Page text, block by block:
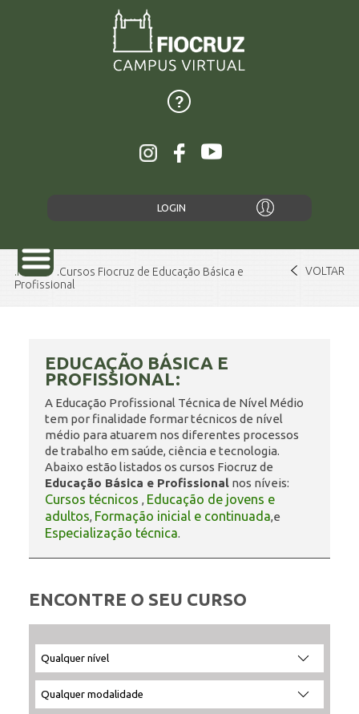
LOGIN
ENSINO
CURSOS
PLATAFORMAS
ALUNOS
DOCENTES
Home
Cursos Fiocruz de Educação Básica e
Profissional
VOLTAR
EDUCAÇÃO BÁSICA E
PROFISSIONAL:
A Educação Profissional Técnica de Nível Médio
tem por finalidade formar técnicos de nível
médio para atuarem nos diferentes processos
de trabalho em saúde, ciência e tecnologia.
Abaixo estão listados os cursos Fiocruz de
Educação Básica e Profissional nos níveis:
Cursos técnicos, Educação de jovens e
adultos, Formação inicial e continuada,e
Especialização técnica.
ENCONTRE O SEU CURSO
Filtrar
por
nível:
Filtrar
por
modalidade:
Selecione
unidade:
Ordenar
por: